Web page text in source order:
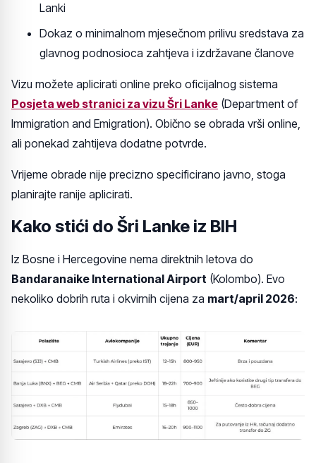
Lanki
Dokaz o minimalnom mjesečnom prilivu sredstava za
glavnog podnosioca zahtjeva i izdržavane članove
Vizu možete aplicirati online preko oficijalnog sistema
Posjeta web stranici za vizu Šri Lanke (Department of
Immigration and Emigration). Obično se obrada vrši online,
ali ponekad zahtijeva dodatne potvrde.
Vrijeme obrade nije precizno specificirano javno, stoga
planirajte ranije aplicirati.
Kako stići do Šri Lanke iz BIH
Iz Bosne i Hercegovine nema direktnih letova do
Bandaranaike International Airport (Kolombo). Evo
nekoliko dobrih ruta i okvirnih cijena za mart/april 2026: